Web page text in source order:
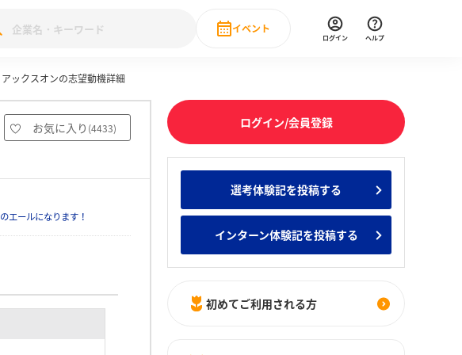
ン
みんなの新卒就職人気企業ランキング みんなのインターン人気企業ランキ
28卒 IT・DX現場社員インタビュー
イベント
直近のイベント一覧
ログイン ヘルプ
ックスオンの志望動機詳細
お気に入り (4433)
エールになります！
ログイン/会員登録
選考体験記を投稿する
インターン体験記を投稿する
初めてご利用される方